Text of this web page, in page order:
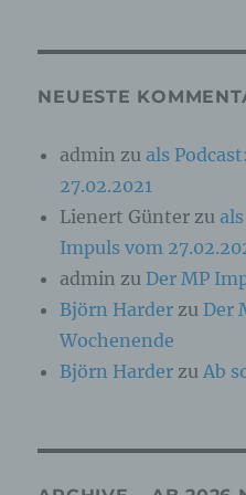
NEUESTE
admin zu als
27.02.2021
Lienert Günter zu
Impuls vom
admin zu Der MP
Björn Harder zu Der
Wochenende
Björn Harder zuAb
physischen,
sozialen Identität
b) betroffene Person
Betroffene Person ist
identifizierbare
personenbezogene
Verarbeitung
werden.
c) Verarbeitung
automatisierter